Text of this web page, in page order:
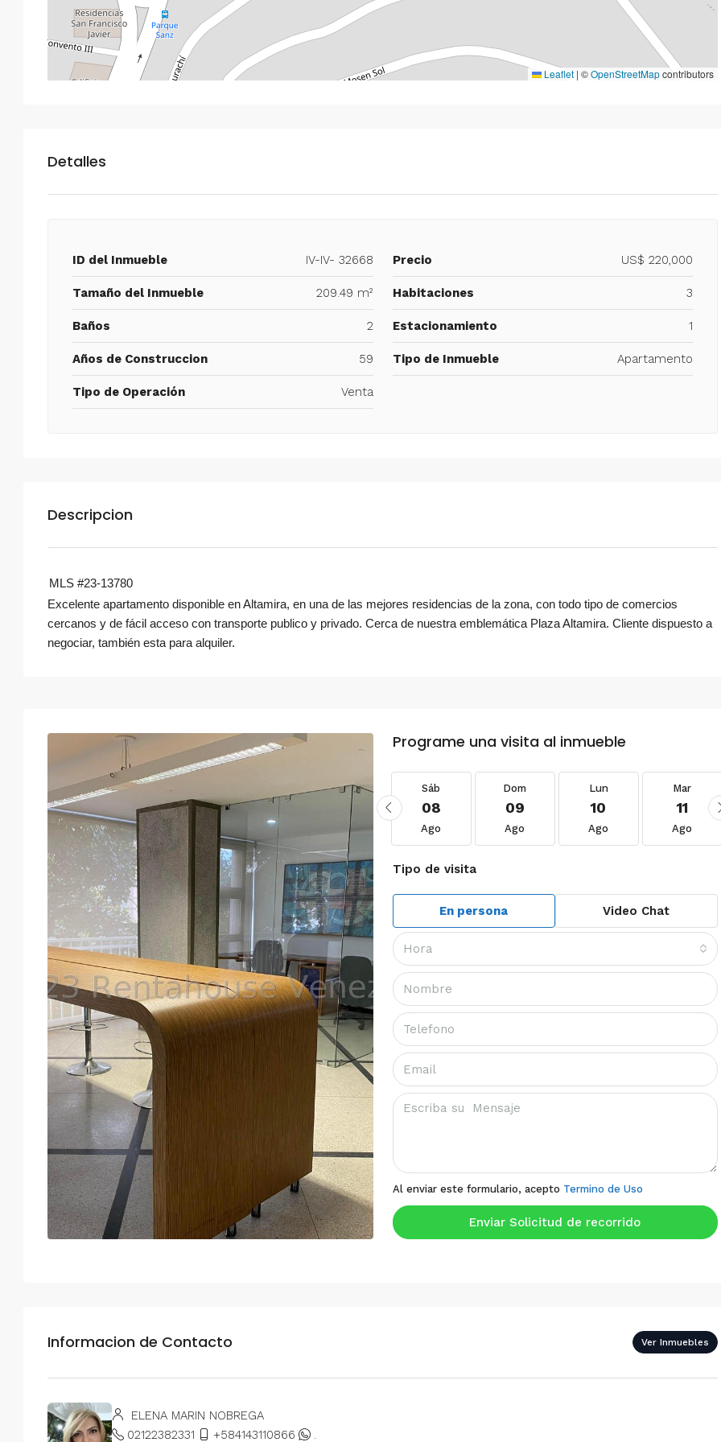
Leaflet | ©OpenStreetMapcontributors
Detalles
ID del Inmueble IV-IV- 32668 Precio US$ 220,000
Tamaño del Inmueble 209.49 m² Habitaciones 3
Baños 2 Estacionamiento 1
Años de Construccion 59 Tipo de Inmueble Apartamento
Tipo de Operación Venta
Descripcion
MLS #23-13780
Excelente apartamento disponible en Altamira, en una de las mejores residencias de la zona, con todo tipo de comercios
cercanos y de fácil acceso con transporte publico y privado. Cerca de nuestra emblemática Plaza Altamira. Cliente dispuesto a
negociar, también esta para alquiler.
Programe una visita al inmueble
Mié
19
Ago
Jue
20
Ago
21
Ago
Sáb
22
Ago
Sáb
08
Ago
Dom
09
Ago
Lun
10
Ago
Mar
11
Ago
Tipo de visita
En persona Video Chat
Hora
Al enviar este formulario, acepto Termino de Uso
Enviar Solicitud de recorrido
Informacion de Contacto Ver Inmuebles
ELENA MARIN NOBREGA
02122382331
+584143110866